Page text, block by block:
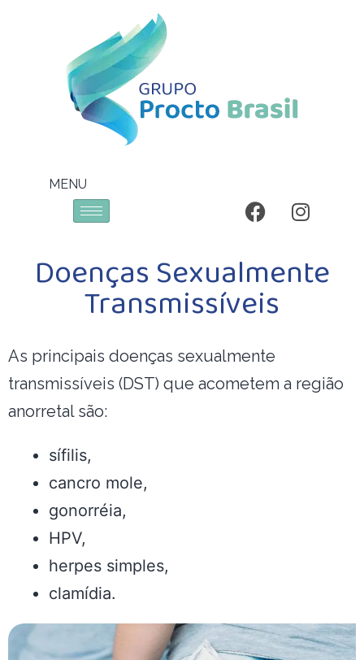
MENU
Doenças Sexualmente
Transmissíveis
As principais doenças sexualmente
transmissíveis (DST) que acometem a região
anorretal são:
sífilis,
cancro mole,
gonorréia,
HPV,
herpes simples,
clamídia.